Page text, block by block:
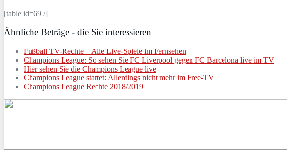
[table id=69 /]
Ähnliche Beträge - die Sie interessieren
Fußball TV-Rechte – Alle Live-Spiele im Fernsehen
Champions League: So sehen Sie FC Liverpool gegen FC Barcelona live im TV
Hier sehen Sie die Champions League live
Champions League startet: Allerdings nicht mehr im Free-TV
Champions League Rechte 2018/2019